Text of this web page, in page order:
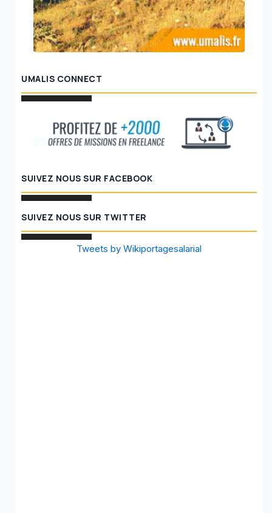
UMALIS CONNECT
SUIVEZ NOUS SUR FACEBOOK
SUIVEZ NOUS SUR TWITTER
Tweets by Wikiportagesalarial